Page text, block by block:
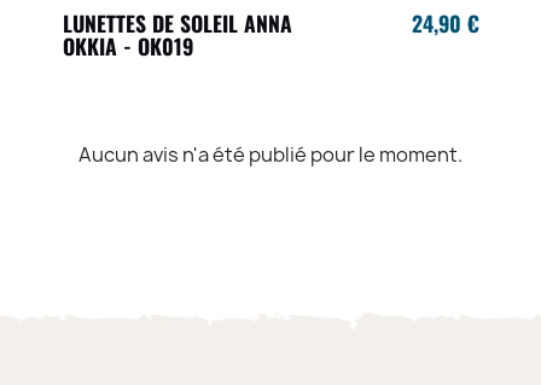
LUNETTES DE SOLEIL ANNA
OKKIA - OK019
24,90 €
Aucun avis n'a été publié pour le moment.